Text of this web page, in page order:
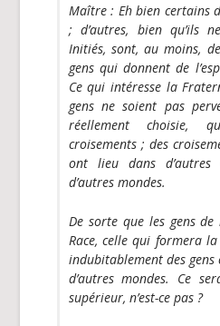
Maître: Eh bien certains
; d’autres, bien qu’ils
Initiés, sont, au moins,
gens qui donnent de
Ce qui intéresse la
gens ne soient pas
réellement choisie,
croisements ; des
ont lieu dans d’autres
d’autres mondes.
De sorte que les gens
Race, celle qui formera
indubitablement des gens
d’autres mondes. Ce
supérieur, n’est-ce pas ?